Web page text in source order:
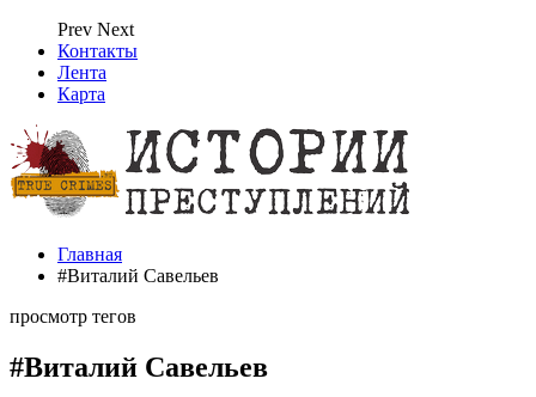
Prev Next
Контакты
Лента
Карта
Главная
#Виталий Савельев
просмотр тегов
#Виталий Савельев